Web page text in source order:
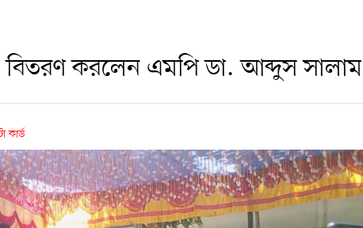
বিতরণ করলেন এমপি ডা. আব্দুস সালাম
কার্ড